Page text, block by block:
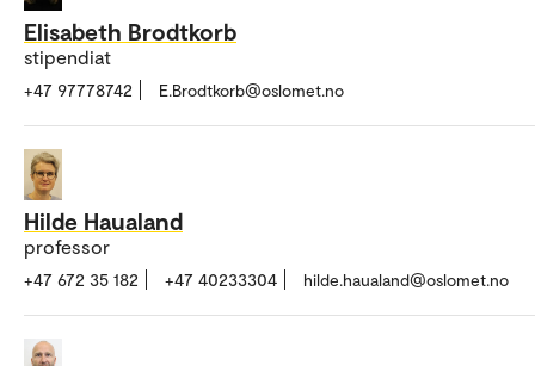
Elisabeth Brodtkorb
stipendiat
+47 97778742 E.Brodtkorb@oslomet.no
Hilde Haualand
professor
+47 672 35 182 +47 40233304 hilde.haualand@oslomet.no